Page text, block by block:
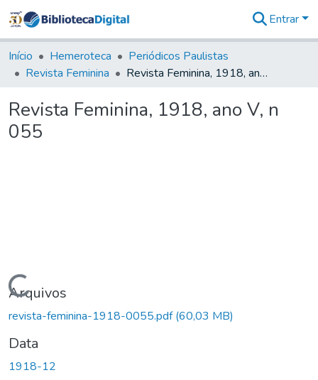
&
Coleções
Tudo na
Digital
Entrar
Início Hemeroteca
Periódicos Paulistas
Revista Feminina
Revista Feminina, 1918, ano V, n 055
Revista Feminina, 1918, ano V, n
055
Carregando...
Arquivos
revista-feminina-1918-0055.pdf(60,03 MB)
Data
1918-12